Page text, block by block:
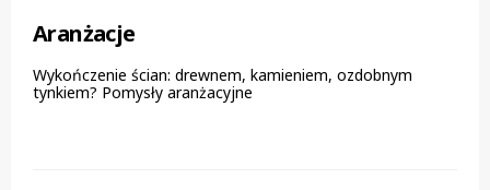
Aranżacje
Wykończenie ścian: drewnem, kamieniem, ozdobnym
tynkiem? Pomysły aranżacyjne